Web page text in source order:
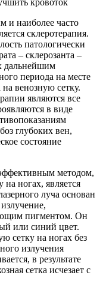
кровоток
и наиболее часто
склеротерапия.
патологически
– склерозанта –
дальнейшим
периода на месте
венозную сетку.
являются все
в виде
глубоких вен,
состояние
методом,
ногах, является
луча основан
пигментом. Он
или синий цвет.
сетку на ногах без
излучения
в результате
сетка исчезает с